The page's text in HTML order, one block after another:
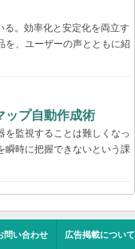
る。効率化と安定化を両立す
を、ユーザーの声とともに紹
ップ自動作成術
を監視することは難しくなっ
瞬時に把握できないという課
問い合わせ 広告掲載について